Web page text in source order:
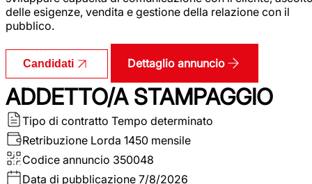
delle esigenze, vendita e gestione della relazione con il
pubblico.
Candidati Dettaglio annuncio
ADDETTO/A STAMPAGGIO
Tipo di contratto Tempo determinato
Retribuzione Lorda 1450 mensile
Codice annuncio 350048
Data di pubblicazione 7/8/2026